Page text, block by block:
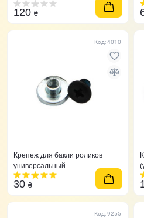
120 ₴
Код: 4010
Крепеж для бакли роликов
универсальный
30 ₴
Код: 9255